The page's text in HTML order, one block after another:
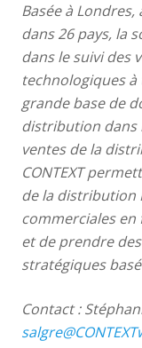
Basée à
dans 26 pays, la
dans le suivi des
technologiques
grande base de
distribution dans
ventes de la
CONTEXT
de la distribution
commerciales
et de prendre
stratégiques
Contact : Stépha